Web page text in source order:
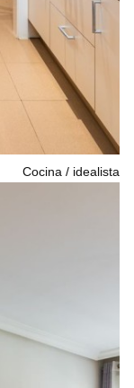
Cocina idealista